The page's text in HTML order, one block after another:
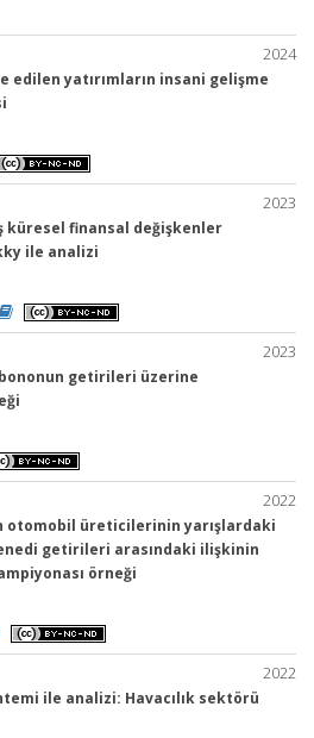
2024
edilen yatırımların insani gelişme
2023
küresel finansal değişkenler
ile analizi
2023
getirileri üzerine
2022
otomobil üreticilerinin yarışlardaki
getirileri arasındaki ilişkinin
örneği
2022
ile analizi: Havacılık sektörü